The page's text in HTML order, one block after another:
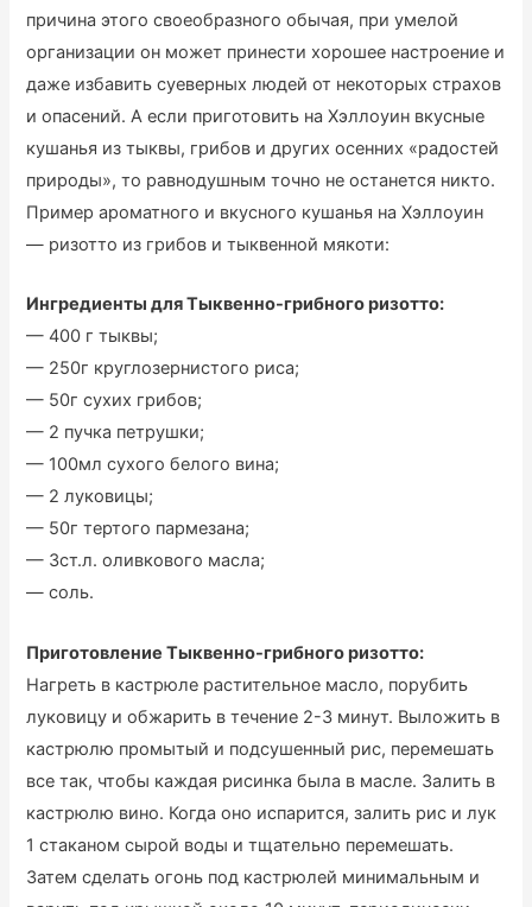
причина этого своеобразного обычая, при умелой
организации он может принести хорошее настроение и
даже избавить суеверных людей от некоторых страхов
и опасений. А если приготовить на Хэллоуин вкусные
кушанья из тыквы, грибов и других осенних «радостей
природы», то равнодушным точно не останется никто.
Пример ароматного и вкусного кушанья на Хэллоуин
— ризотто из грибов и тыквенной мякоти:
Ингредиенты для Тыквенно-грибного ризотто:
— 400 г тыквы;
— 250г круглозернистого риса;
— 50г сухих грибов;
— 2 пучка петрушки;
— 100мл сухого белого вина;
— 2 луковицы;
— 50г тертого пармезана;
— 3ст.л. оливкового масла;
— соль.
Приготовление Тыквенно-грибного ризотто:
Нагреть в кастрюле растительное масло, порубить
луковицу и обжарить в течение 2-3 минут. Выложить в
кастрюлю промытый и подсушенный рис, перемешать
все так, чтобы каждая рисинка была в масле. Залить в
кастрюлю вино. Когда оно испарится, залить рис и лук
1 стаканом сырой воды и тщательно перемешать.
Затем сделать огонь под кастрюлей минимальным и